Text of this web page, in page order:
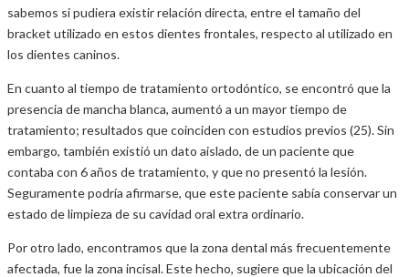
sabemos si pudiera existir relación directa, entre el tamaño del
bracket utilizado en estos dientes frontales, respecto al utilizado en
los dientes caninos.
En cuanto al tiempo de tratamiento ortodóntico, se encontró que la
presencia de mancha blanca, aumentó a un mayor tiempo de
tratamiento; resultados que coinciden con estudios previos (25). Sin
embargo, también existió un dato aislado, de un paciente que
contaba con 6 años de tratamiento, y que no presentó la lesión.
Seguramente podría afirmarse, que este paciente sabía conservar un
estado de limpieza de su cavidad oral extra ordinario.
Por otro lado, encontramos que la zona dental más frecuentemente
afectada, fue la zona incisal. Este hecho, sugiere que la ubicación del